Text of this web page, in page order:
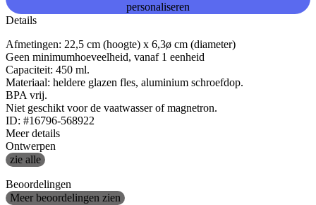
personaliseren
Details
Afmetingen: 22,5 cm (hoogte) x 6,3ø cm (diameter)
Geen minimumhoeveelheid, vanaf 1 eenheid
Capaciteit: 450 ml.
Materiaal: heldere glazen fles, aluminium schroefdop.
BPA vrij.
Niet geschikt voor de vaatwasser of magnetron.
ID: #16796-568922
Meer details
Ontwerpen
zie alle
Beoordelingen
Meer beoordelingen zien